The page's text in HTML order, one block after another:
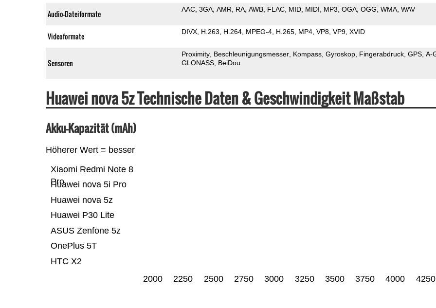
Audio-Dateiformate AAC 3GA AMR RA AWB FLAC MID MIDI MP3 OGA OGG WMA WAV
Videoformate DIVX H.263 H.264 MPEG-4 H.265 MP4 VP8 VP9 XVID
Sensoren
Proximity Beschleunigungsmesser Kompass Gyroskop Fingerabdruck GPS A-
GLONASS BeiDou
Huawei nova 5z Technische Daten & Geschwindigkeit Maßstab
Akku-Kapazität (mAh)
Höherer Wert = besser
HTC X2
OnePlus 5T
ASUS Zenfone 5z
Huawei P30 Lite
Huawei nova 5z
Huawei nova 5i Pro
Xiaomi Redmi Note 8
Pro
2000 2250 2500 2750 3000 3250 3500 3750 4000 4250